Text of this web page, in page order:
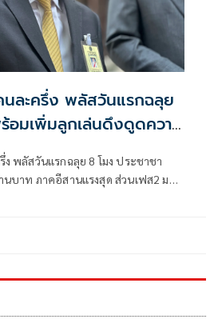
นละครึ่ง พลัสวันแรกฉลุย
อมเพิ่มลูกเล่นดึงดูดความ
ง พลัสวันแรกฉลุย 8 โมง ประชาชา
บาท ภาคอีสานแรงสุด ส่วนเฟส2 มา